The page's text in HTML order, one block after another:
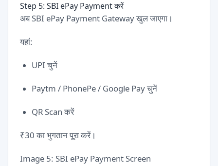
Step 5: SBI ePay Payment करें
अब SBI ePay Payment Gateway खुल जाएगा।
यहां:
UPI चुनें
Paytm / PhonePe / Google Pay चुनें
QR Scan करें
₹30 का भुगतान पूरा करें।
Image 5: SBI ePay Payment Screen